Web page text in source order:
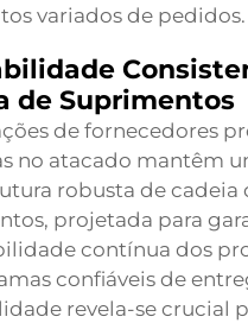
variados de pedidos.
de Suprimentos
de fornecedores
no atacado mantêm
robusta de cadeia
projetada para
contínua dos
confiáveis de
revela-se crucial